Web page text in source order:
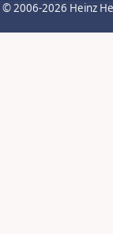
© 2006-2026 Heinz